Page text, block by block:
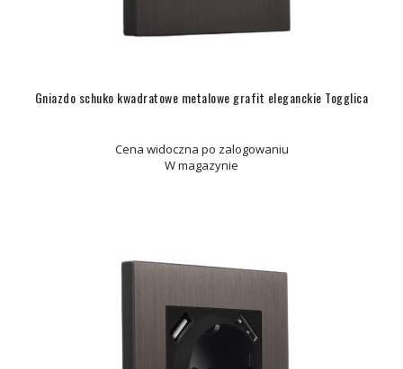
Gniazdo schuko kwadratowe metalowe grafit eleganckie Togglica
Cena widoczna po zalogowaniu
W magazynie